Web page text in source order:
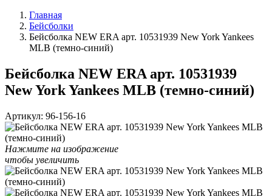
Главная
Бейсболки
Бейсболка NEW ERA арт. 10531939 New York Yankees
MLB (темно-синий)
Бейсболка NEW ERA арт. 10531939
New York Yankees MLB (темно-синий)
Артикул: 96-156-16
Нажмите на изображение
чтобы увеличить